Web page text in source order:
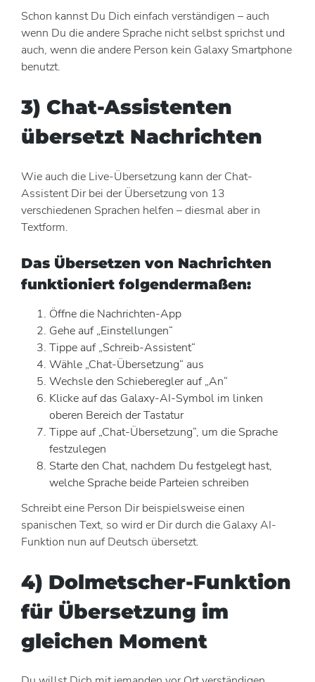
Schon kannst Du Dich einfach verständigen – auch
wenn Du die andere Sprache nicht selbst sprichst und
auch, wenn die andere Person kein Galaxy Smartphone
benutzt.
3) Chat-Assistenten
übersetzt Nachrichten
Wie auch die Live-Übersetzung kann der Chat-
Assistent Dir bei der Übersetzung von 13
verschiedenen Sprachen helfen – diesmal aber in
Textform.
Das Übersetzen von Nachrichten
funktioniert folgendermaßen:
Öffne die Nachrichten-App
Gehe auf „Einstellungen“
Tippe auf „Schreib-Assistent“
Wähle „Chat-Übersetzung“ aus
Wechsle den Schieberegler auf „An“
Klicke auf das Galaxy-AI-Symbol im linken
oberen Bereich der Tastatur
Tippe auf „Chat-Übersetzung“, um die Sprache
festzulegen
Starte den Chat, nachdem Du festgelegt hast,
welche Sprache beide Parteien schreiben
Schreibt eine Person Dir beispielsweise einen
spanischen Text, so wird er Dir durch die Galaxy AI-
Funktion nun auf Deutsch übersetzt.
4) Dolmetscher-Funktion
für Übersetzung im
gleichen Moment